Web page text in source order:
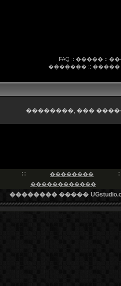
FAQ :: ����� ::
�������:: �����
��������, ���
��������
������������
�������� �����